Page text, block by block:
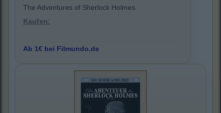
The Adventures of Sherlock Holmes
Kaufen:
Ab 1€ bei Filmundo.de